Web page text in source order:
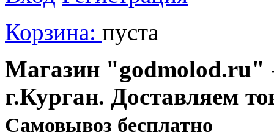
Корзина: пуста
Магазин "godmolod.ru"
г.Курган. Доставляем
Cамовывоз бесплатно